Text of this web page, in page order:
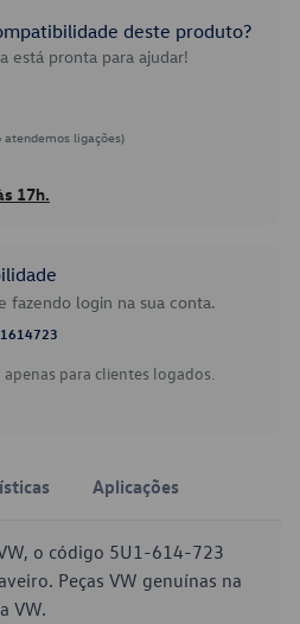
deste produto?
está pronta para ajudar!
atendemos ligações)
17h.
fazendo login na sua conta.
para clientes logados.
Aplicações
o código 5U1-614-723
Peças VW genuínas na
VW.